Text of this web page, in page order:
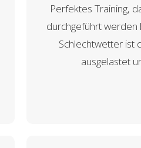
Perfektes Training,
durchgeführt werden
Schlechtwetter ist
ausgelastet